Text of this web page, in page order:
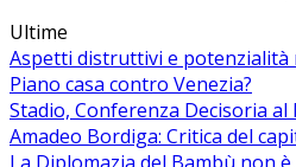
Ultime
Aspetti distruttivi e potenzialità
Piano casa contro Venezia?
Stadio, Conferenza Decisoria
Amadeo Bordiga: Critica del